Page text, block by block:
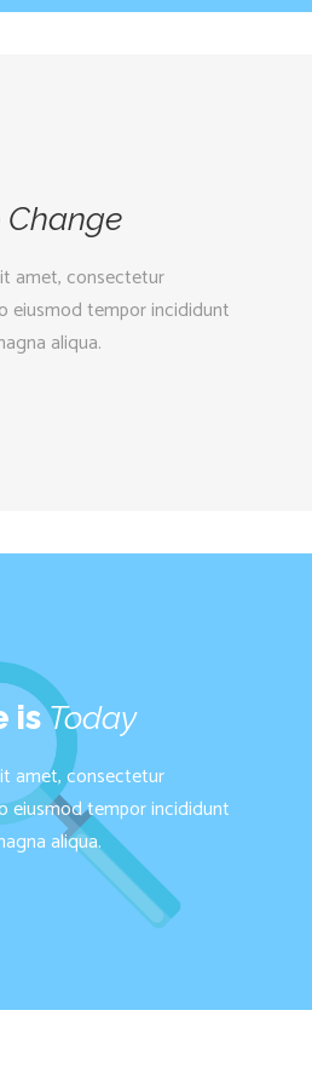
Change
amet, consectetur
eiusmod tempor incididunt
aliqua.
isToday
amet, consectetur
eiusmod tempor incididunt
aliqua.